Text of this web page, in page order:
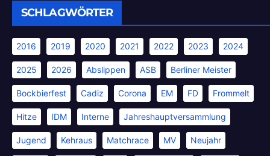
SCHLAGWÖRTER
2016 2019 2020 2021 2022 2023 2024
2025 2026 Abslippen ASB Berliner Meister
Bockbierfest Cadiz Corona EM FD Frommelt
Hitze IDM Interne Jahreshauptversammlung
Jugend Kehraus Matchrace MV Neujahr